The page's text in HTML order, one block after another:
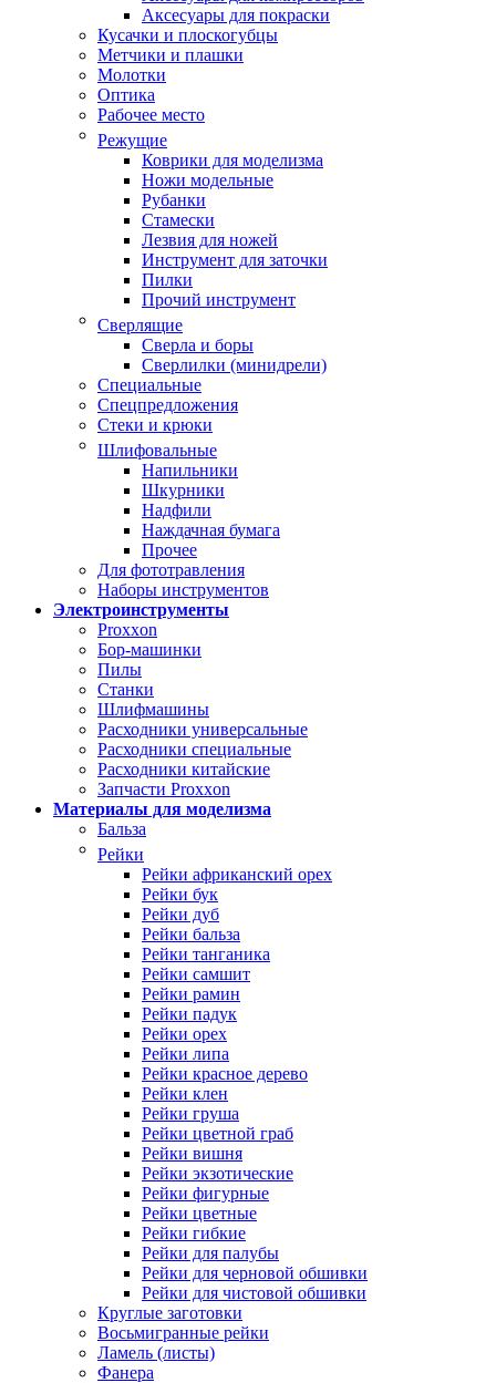
Аксесуары для покраски
Кусачки и плоскогубцы
Метчики и плашки
Молотки
Оптика
Рабочее место
Режущие
Коврики для моделизма
Ножи модельные
Рубанки
Стамески
Лезвия для ножей
Инструмент для заточки
Пилки
Прочий инструмент
Сверлящие
Сверла и боры
Сверлилки (минидрели)
Специальные
Спецпредложения
Стеки и крюки
Шлифовальные
Напильники
Шкурники
Надфили
Наждачная бумага
Прочее
Для фототравления
Наборы инструментов
Электроинструменты
Proxxon
Бор-машинки
Пилы
Станки
Шлифмашины
Расходники универсальные
Расходники специальные
Расходники китайские
Запчасти Proxxon
Материалы для моделизма
Бальза
Рейки
Рейки африканский орех
Рейки бук
Рейки дуб
Рейки бальза
Рейки танганика
Рейки самшит
Рейки рамин
Рейки падук
Рейки орех
Рейки липа
Рейки красное дерево
Рейки клен
Рейки груша
Рейки цветной граб
Рейки вишня
Рейки экзотические
Рейки фигурные
Рейки цветные
Рейки гибкие
Рейки для палубы
Рейки для черновой обшивки
Рейки для чистовой обшивки
Круглые заготовки
Восьмигранные рейки
Ламель (листы)
Фанера